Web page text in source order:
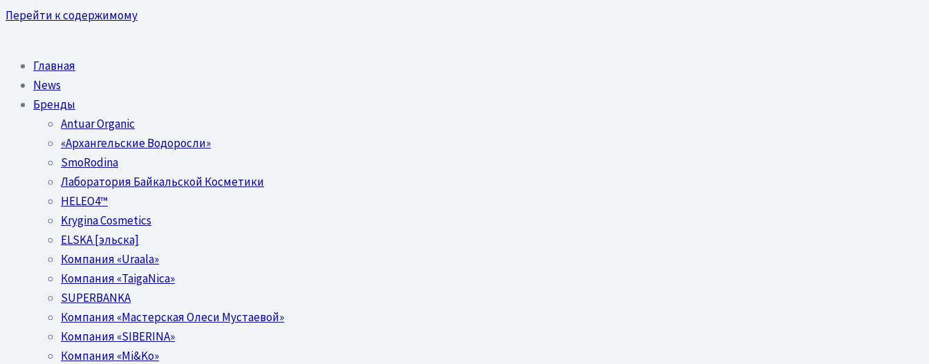
Перейти к содержимому
Главная
News
Бренды
Antuar Organic
«Архангельские Водоросли»
SmoRodina
Лаборатория Байкальской Косметики
HELEO4™
Krygina Cosmetics
ELSKA [эльска]
Компания «Uraala»
Компания «TaigaNica»
SUPERBANKA
Компания «Мастерская Олеси Мустаевой»
Компания «SIBERINA»
Компания «Mi&Ko»